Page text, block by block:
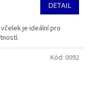
DETAIL
je ideální pro
Kód: 0092